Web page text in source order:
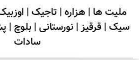
ملیت ها | هزاره| تاجیک|
سیک| قرقیز| نورستانی| بلوچ |
سادات